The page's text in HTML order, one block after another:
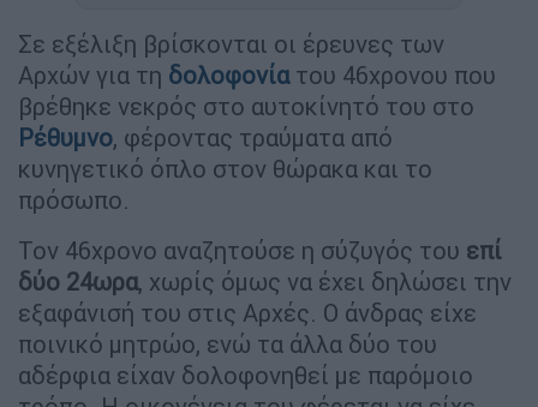
Σε εξέλιξη βρίσκονται οι έρευνες των
Αρχών για τη δολοφονία του 46χρονου που
βρέθηκε νεκρός στο αυτοκίνητό του στο
Ρέθυμνο, φέροντας τραύματα από
κυνηγετικό όπλο στον θώρακα και το
πρόσωπο.
Τον 46χρονο αναζητούσε η σύζυγός του επί
δύο 24ωρα, χωρίς όμως να έχει δηλώσει την
εξαφάνισή του στις Αρχές. Ο άνδρας είχε
ποινικό μητρώο, ενώ τα άλλα δύο του
αδέρφια είχαν δολοφονηθεί με παρόμοιο